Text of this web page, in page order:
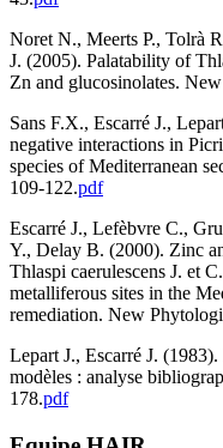
Noret N., Meerts P., Tolrà
J. (2005). Palatability of
Zn and glucosinolates.
Sans F.X., Escarré J.,
negative interactions in
species of Mediterranean
109-122.pdf
Escarré J., Lefèbvre C.,
Y., Delay B. (2000). Zinc
Thlaspi caerulescens J. et
metalliferous sites in the
remediation. New
Lepart J., Escarré J.
modèles : analyse
178.pdf